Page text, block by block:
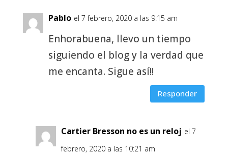
Pablo el 7 febrero, 2020 a las 9:15 am
Enhorabuena, llevo un tiempo
siguiendo el blog y la verdad que
me encanta. Sigue así!!
Responder
Cartier Bresson no es un reloj el 7
febrero, 2020 a las 10:21 am